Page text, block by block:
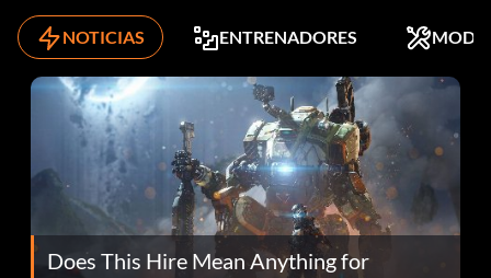
NOTICIAS ENTRENADORES MODS
Does This Hire Mean Anything for